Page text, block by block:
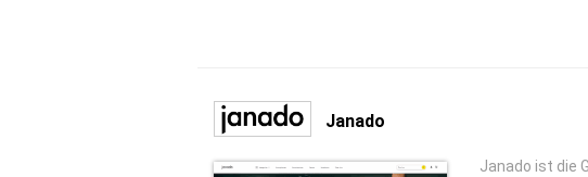
Janado
Janado ist die